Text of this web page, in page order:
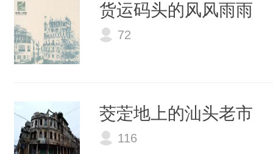
货运码头的风风雨雨
72
茭萣地上的汕头老市
116